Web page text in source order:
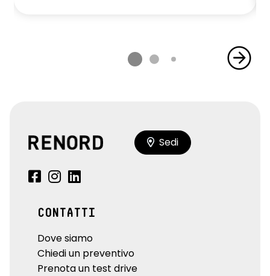
Sedi
CONTATTI
Dove siamo
Chiedi un preventivo
Prenota un test drive